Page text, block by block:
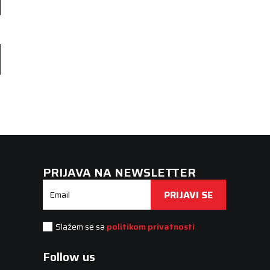
PRIJAVA NA NEWSLETTER
Email PRIJAVI SE
Slažem se sa politikom privatnosti
Follow us